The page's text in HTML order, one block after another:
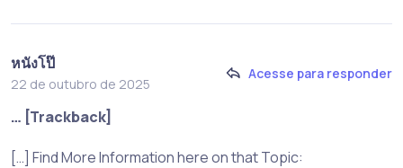
หนังโป๊
22 de outubro de 2025
Acesse para responder
… [Trackback]
[…] Find More Information here on that Topic: